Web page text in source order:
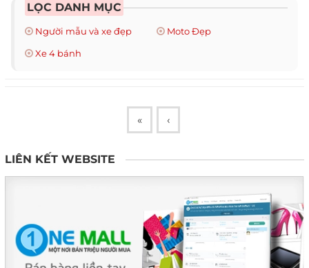
LỌC DANH MỤC
Người mẫu và xe đẹp
Moto Đẹp
Xe 4 bánh
« ‹
LIÊN KẾT WEBSITE